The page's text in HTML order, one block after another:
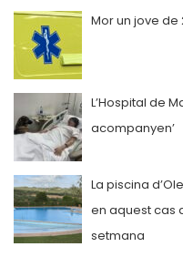
Mor un jove de
L’Hospital de
acompanyen’
La piscina
en aquest cas
setmana